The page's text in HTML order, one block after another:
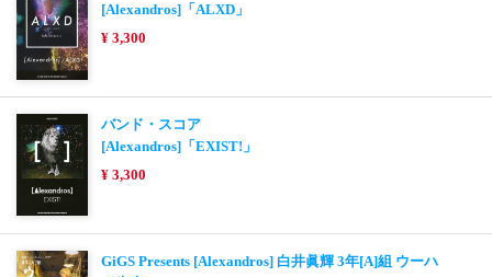
[Alexandros]「ALXD」
¥ 3,300
バンド・スコア
[Alexandros]「EXIST!」
¥ 3,300
GiGS Presents [Alexandros] 白井眞輝 3年[A]組 ウーハ